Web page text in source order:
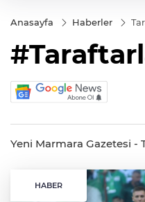
Anasayfa Haberler
Yeni Marmara Gazetesi -
HABER